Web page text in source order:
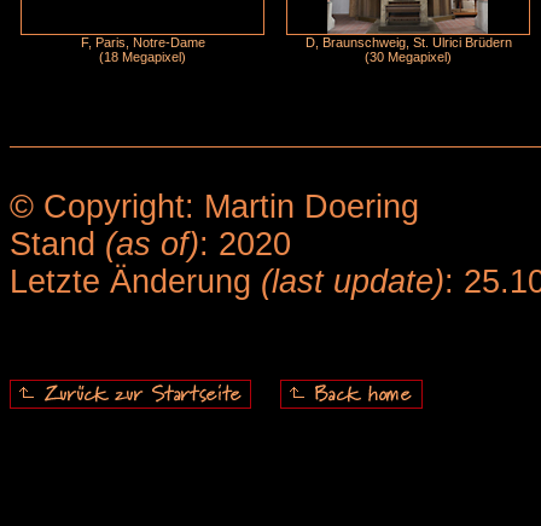
F, Paris, Notre-Dame
(18 Megapixel)
D, Braunschweig, St. Ulrici Brüdern
(30 Megapixel)
© Copyright: Martin Doering
Stand (as of): 2020
Letzte Änderung (last update):